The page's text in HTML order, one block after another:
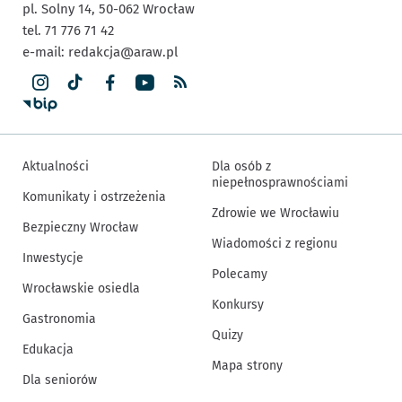
pl. Solny 14, 50-062 Wrocław
tel. 71 776 71 42
e-mail: redakcja@araw.pl
Aktualności
Komunikaty i ostrzeżenia
Bezpieczny Wrocław
Inwestycje
Wrocławskie osiedla
Gastronomia
Edukacja
Dla seniorów
Dla osób z
niepełnosprawnościami
Zdrowie we Wrocławiu
Wiadomości z regionu
Polecamy
Konkursy
Quizy
Mapa strony